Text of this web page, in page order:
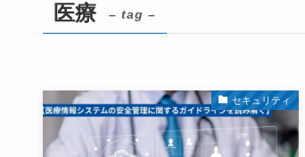
医療 – tag –
セキュリティ